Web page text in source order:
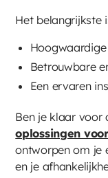
Het belangrijkste
Betrouwbare
Een ervaren
Ben je klaar voor
oplossingen
ontworpen om je
en je